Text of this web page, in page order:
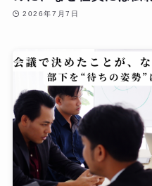
2026年7月7日